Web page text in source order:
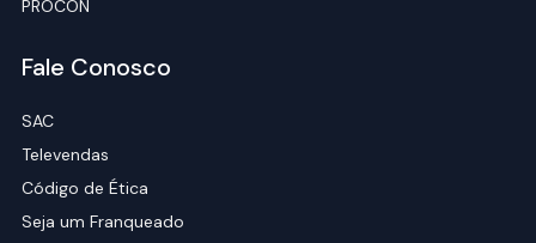
PROCON
Fale Conosco
SAC
Televendas
Código de Ética
Seja um Franqueado